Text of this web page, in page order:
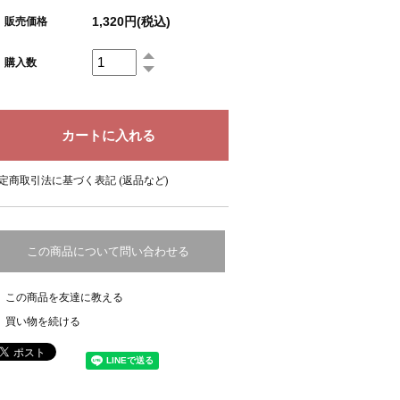
販売価格 1,320円(税込)
購入数
商取引法に基づく表記 (返品など)
この商品について問い合わせる
この商品を友達に教える
買い物を続ける